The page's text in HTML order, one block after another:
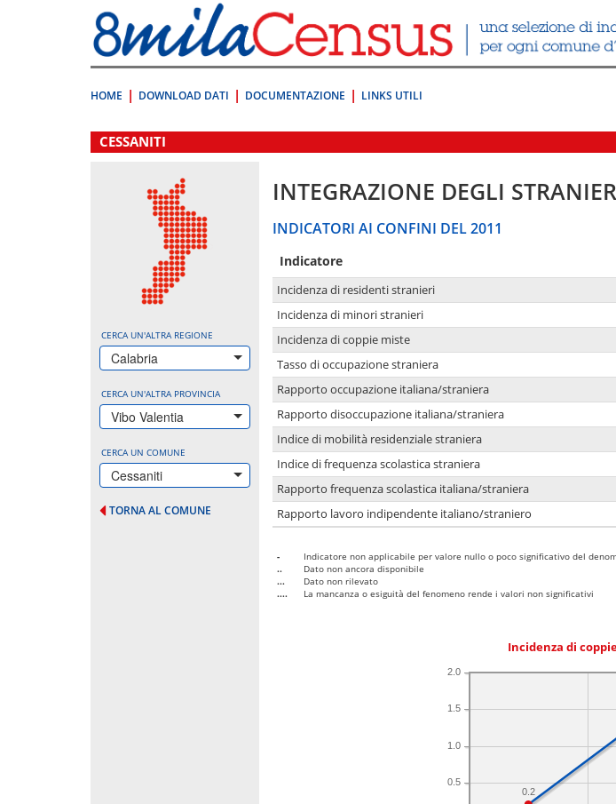
direttamente
a:
Contenuto
HOME DOWNLOAD DATI DOCUMENTAZIONE LINKS UTILI
.
CESSANITI
CERCA UN'ALTRA REGIONE
Calabria
CERCA UN'ALTRA PROVINCIA
Vibo Valentia
CERCA UN COMUNE
Cessaniti
TORNA AL COMUNE
INTEGRAZIONE DEGLI
INDICATORI AI CONFINI DEL 2011
Indicatore
Incidenza di residenti stranieri
Incidenza di minori stranieri
Incidenza di coppie miste
Tasso di occupazione straniera
Rapporto occupazione italiana/straniera
Rapporto disoccupazione italiana/straniera
Indice di mobilità residenziale straniera
Indice di frequenza scolastica straniera
Rapporto frequenza scolastica italiana/straniera
Rapporto lavoro indipendente italiano/straniero
-
Indicatore non applicabile per valore nullo o poco significativo del
..
Dato non ancora disponibile
...
Dato non rilevato
....
La mancanza o esiguità del fenomeno rende i valori non significativi
Incidenza di
0.5
1.0
1.5
2.0
0.2